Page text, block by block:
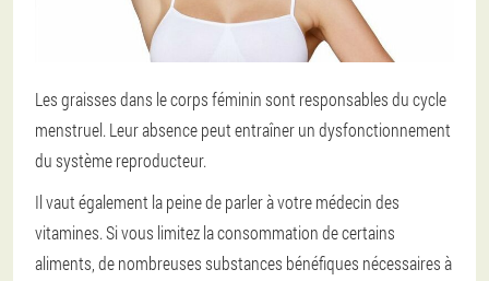
Les graisses dans le corps féminin sont responsables du cycle
menstruel. Leur absence peut entraîner un dysfonctionnement
du système reproducteur.
Il vaut également la peine de parler à votre médecin des
vitamines. Si vous limitez la consommation de certains
aliments, de nombreuses substances bénéfiques nécessaires à